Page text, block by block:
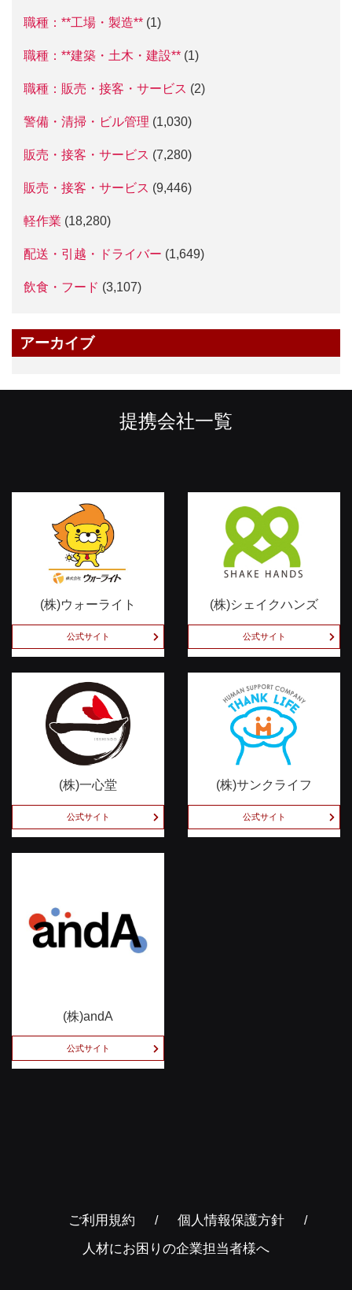
職種：**工場・製造** (1)
職種：**建築・土木・建設** (1)
職種：販売・接客・サービス (2)
警備・清掃・ビル管理 (1,030)
販売・接客・サービス (7,280)
販売・接客・サービス (9,446)
軽作業 (18,280)
配送・引越・ドライバー (1,649)
飲食・フード (3,107)
アーカイブ
提携会社一覧
(株)ウォーライト
公式サイト
(株)シェイクハンズ
公式サイト
(株)一心堂
公式サイト
(株)サンクライフ
公式サイト
(株)andA
公式サイト
ご利用規約
個人情報保護方針
人材にお困りの企業担当者様へ